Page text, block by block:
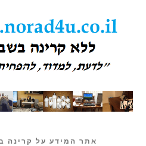
אתר המידע על קרינה בלתי